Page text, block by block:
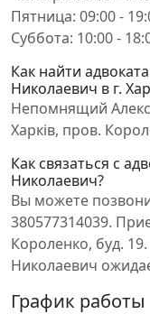
Пятница: 09:00 -
Суббота: 10:00 -
Как найти
Николаевич в г.
Непомнящий
Харків, пров.
Как связаться с
Николаевич?
Вы можете
380577314039.
Короленко, буд.
Николаевич
График работы